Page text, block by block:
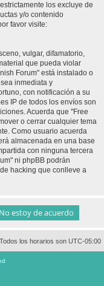
los excluye de
y/o contenido
favor visite:
vulgar, difamatorio,
que pueda violar
Forum" está instalado o
inmediata y
con notificación a su
IP de todos los envíos son
Acuerda que "Free
o cerrar cualquier tema
Como usuario acuerda
almacenada en una base
con ninguna tercera
ni phpBB podrán
hacking que conlleve a
Todos los horarios son UTC-05:00